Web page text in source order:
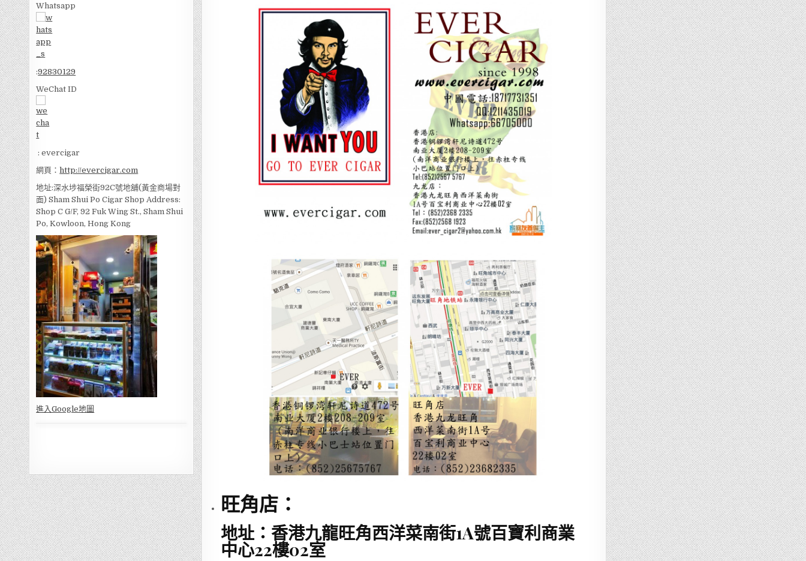
Whatsapp
:92830129
WeChat ID
: evercigar
網頁：http://evercigar.com
地址:深水埗福榮街92C號地舖(黃金商場對
面) Sham Shui Po Cigar Shop Address:
Shop C G/F, 92 Fuk Wing St., Sham Shui
Po, Kowloon, Hong Kong
進入Google地圖
旺角店：
地址：香港九龍旺角西洋菜南街1A號百寶利商業
中心22樓02室